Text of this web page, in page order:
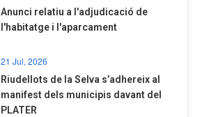
Anunci relatiu a l'adjudicació de
l'habitatge i l'aparcament
21 Jul, 2026
Riudellots de la Selva s’adhereix al
manifest dels municipis davant del
PLATER